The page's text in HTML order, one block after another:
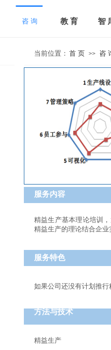
当前位置： 首 页 >> 咨
服务内容
精益生产基本理论培训
精益生产的理论结合企
服务特色
如果公司还没有计划推
方法与技术
精益生产
咨 询 教 育 智